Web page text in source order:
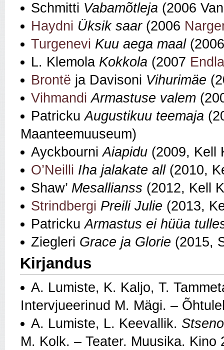
Schmitti Vabamõtleja (2006
Haydni Üksik saar(2006
Turgenevi Kuu aega maal
L. Klemola Kokkola (2007
Brontë ja Davisoni Vihurimäe
Vihmandi Armastuse valem
PatrickuAugustikuu teemaja
Maanteemuuseum)
AyckbourniAiapidu (2009, Kell
O’Neilli Iha jalakate all(2010,
Shaw’ Mesallianss (2012, Kell
Strindbergi Preili Julie (2013,
PatrickuArmastus ei hüüa
Ziegleri Grace ja Glorie (2015,
Kirjandus
A. Lumiste, K. Kaljo, T.
Intervjueerinud M. Mägi. –
A. Lumiste, L. Keevallik.
M. Kolk. – Teater. Muusika. Kino